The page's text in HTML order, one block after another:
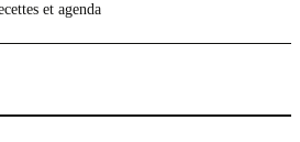
et agenda